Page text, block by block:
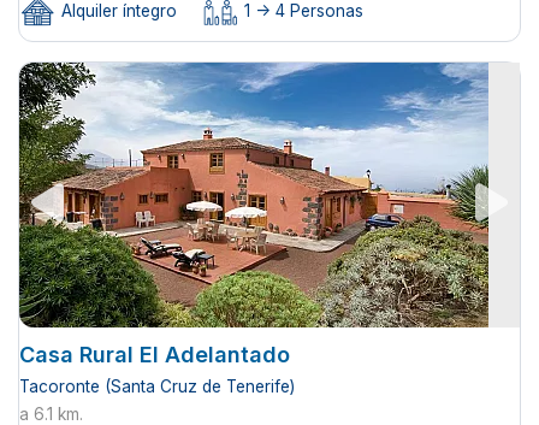
Alquiler íntegro 1 -> 4 Personas
Casa Rural El Adelantado
Tacoronte (Santa Cruz de Tenerife)
a 6.1 km.